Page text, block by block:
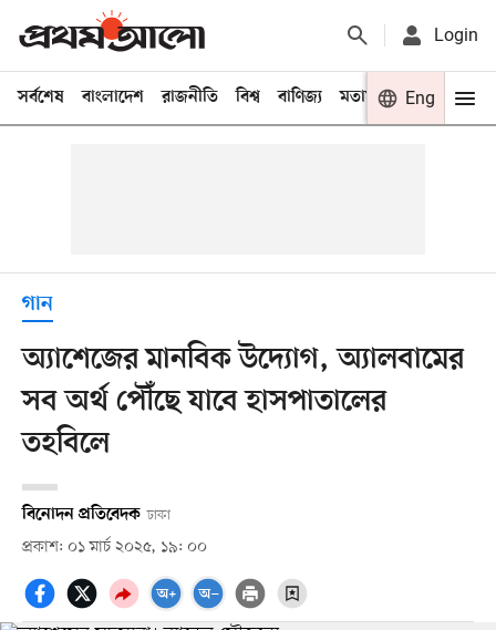
Login
সর্বশেষ বাংলাদেশ রাজনীতি বিশ্ব বাণিজ্য মতামত খেলা
Eng
গান
অ্যাশেজের মানবিক উদ্যোগ, অ্যালবামের
সব অর্থ পৌঁছে যাবে হাসপাতালের
তহবিলে
বিনোদন প্রতিবেদক ঢাকা
প্রকাশ: ০১ মার্চ ২০২৫, ১৯: ০০